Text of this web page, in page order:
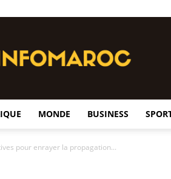
MONDE BUSINESS
pour enrayer la propagation...